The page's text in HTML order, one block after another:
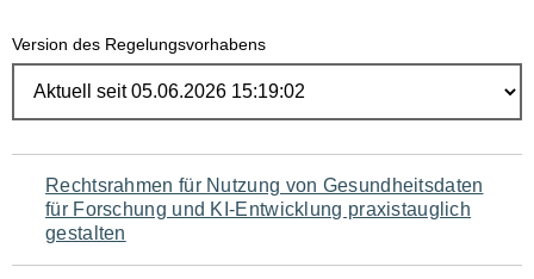
Version des Regelungsvorhabens
Navigation
für
Rechtsrahmen für Nutzung von Gesundheitsdaten
für Forschung und KI-Entwicklung praxistauglich
gestalten